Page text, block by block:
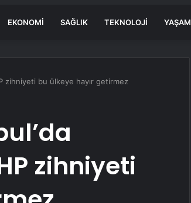
EKONOMI SAĞLIK TEKNOLOJI YAŞAM
zihniyeti bu ülkeye hayır getirmez
zihniyeti